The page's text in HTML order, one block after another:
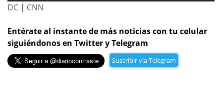
DC | CNN
Entérate al instante de más noticias con tu celular
siguiéndonos en Twitter y Telegram
Suscribir vía Telegram